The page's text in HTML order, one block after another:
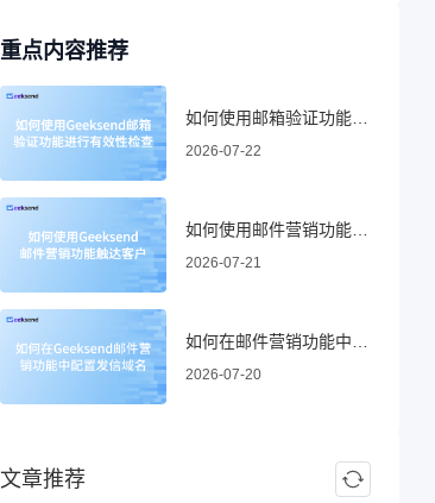
重点内容推荐
2026-07-22
2026-07-21
2026-07-20
文章推荐